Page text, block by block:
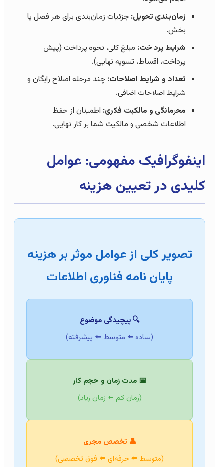
زمان‌بندی تحویل: جزئیات زمان‌بندی برای هر فصل یا
بخش.
شرایط پرداخت: مبلغ کلی، نحوه پرداخت (پیش
پرداخت، اقساط، تسویه نهایی).
تعداد و شرایط اصلاحات: چند مرحله اصلاح رایگان و
شرایط اصلاحات اضافی.
محرمانگی و مالکیت فکری: اطمینان از حفظ
اطلاعات شخصی و مالکیت شما بر کار نهایی.
اینفوگرافیک مفهومی: عوامل
کلیدی در تعیین هزینه
تصویر کلی از عوامل موثر بر هزینه
پایان نامه فناوری اطلاعات
🔍 پیچیدگی موضوع
(ساده ⬅️ متوسط ⬅️ پیشرفته)
📅 مدت زمان و حجم کار
(زمان کم ⬅️ زمان زیاد)
👤 تخصص مجری
(متوسط ⬅️ حرفه‌ای ⬅️ فوق تخصصی)